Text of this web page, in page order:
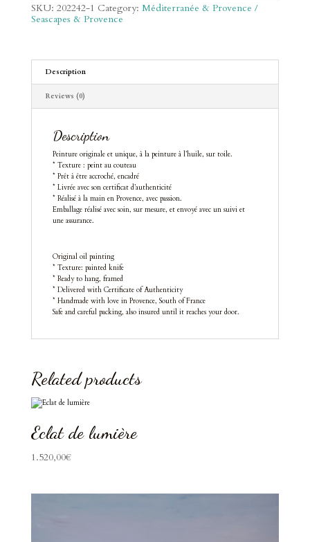
SKU: 202242-1 Category: Méditerranée & Provence /
Seascapes & Provence
Description
Reviews (0)
Description
Peinture originale et unique, à la peinture à l’huile, sur toile.
* Texture : peint au couteau
* Prêt à être accroché, encadré
* Livrée avec son certificat d’authenticité
* Réalisé à la main en Provence, avec passion.
Emballage réalisé avec soin, sur mesure, et envoyé avec un suivi et
une assurance.
Original oil painting
* Texture: painted knife
* Ready to hang, framed
* Delivered with Certificate of Authenticity
* Handmade with love in Provence, South of France
Safe and careful packing, also insured until it reaches your door.
Related products
Eclat de lumière
1.520,00€